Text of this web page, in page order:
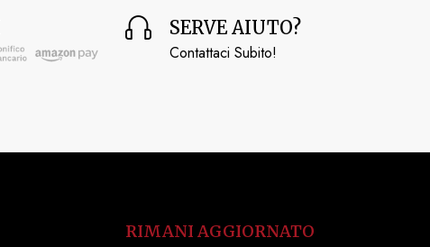
SERVE AIUTO?
Contattaci Subito!
RIMANI AGGIORNATO